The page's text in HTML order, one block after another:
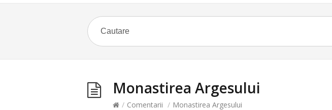
Monastirea Argesului
/ Comentarii / Monastirea Argesului